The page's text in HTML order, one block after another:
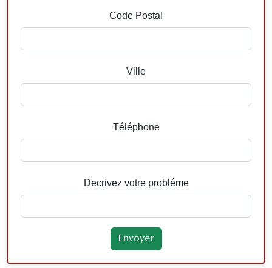
Code Postal
Ville
Téléphone
Decrivez votre probléme